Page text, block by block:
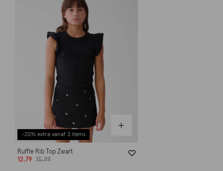
-20% extra vanaf 3 items
Ruffle Rib Top Zwart
12.79
15.99